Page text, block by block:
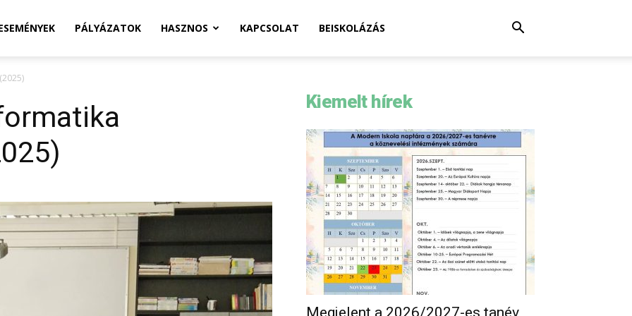
PÁLYÁZATOK HASZNOS KAPCSOLAT BEISKOLÁZÁS
Kiemelt hírek
Megjelent a 2026/2027-es tanév